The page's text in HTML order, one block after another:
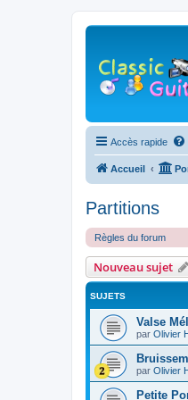
Accès rapide
Accueil
Partitions
Règles du forum
Nouveau sujet
SUJETS
Valse
par Olivier
par Olivier
Petite